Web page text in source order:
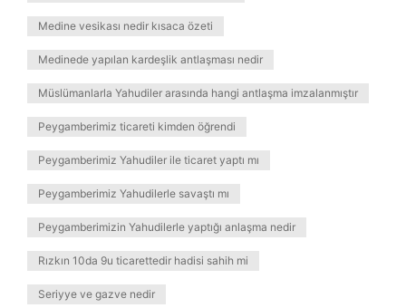
Medine vesikası nedir kısaca özeti
Medinede yapılan kardeşlik antlaşması nedir
Müslümanlarla Yahudiler arasında hangi antlaşma imzalanmıştır
Peygamberimiz ticareti kimden öğrendi
Peygamberimiz Yahudiler ile ticaret yaptı mı
Peygamberimiz Yahudilerle savaştı mı
Peygamberimizin Yahudilerle yaptığı anlaşma nedir
Rızkın 10da 9u ticarettedir hadisi sahih mi
Seriyye ve gazve nedir